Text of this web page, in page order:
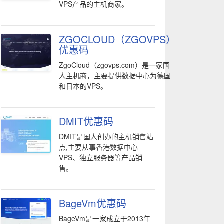
VPS产品的主机商家。
ZGOCLOUD（ZGOVPS）
优惠码
ZgoCloud（zgovps.com）是一家国
人主机商，主要提供数据中心为德国
和日本的VPS。
DMIT优惠码
DMIT是国人创办的主机销售站
点,主要从事香港数据中心
VPS、独立服务器等产品销
售。
BageVm优惠码
BageVm是一家成立于2013年